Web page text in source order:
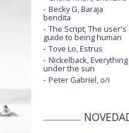
Becky G, Baraja
bendita
The Script, The user's
guide to being human
Tove Lo, Estrus
Nickelback, Everything
under the sun
Peter Gabriel, o/i